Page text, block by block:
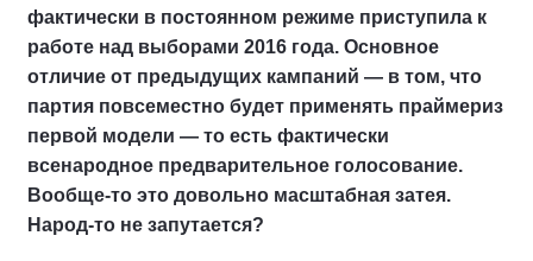
фактически в постоянном режиме приступила к
работе над выборами 2016 года. Основное
отличие от предыдущих кампаний — в том, что
партия повсеместно будет применять праймериз
первой модели — то есть фактически
всенародное предварительное голосование.
Вообще-то это довольно масштабная затея.
Народ-то не запутается?